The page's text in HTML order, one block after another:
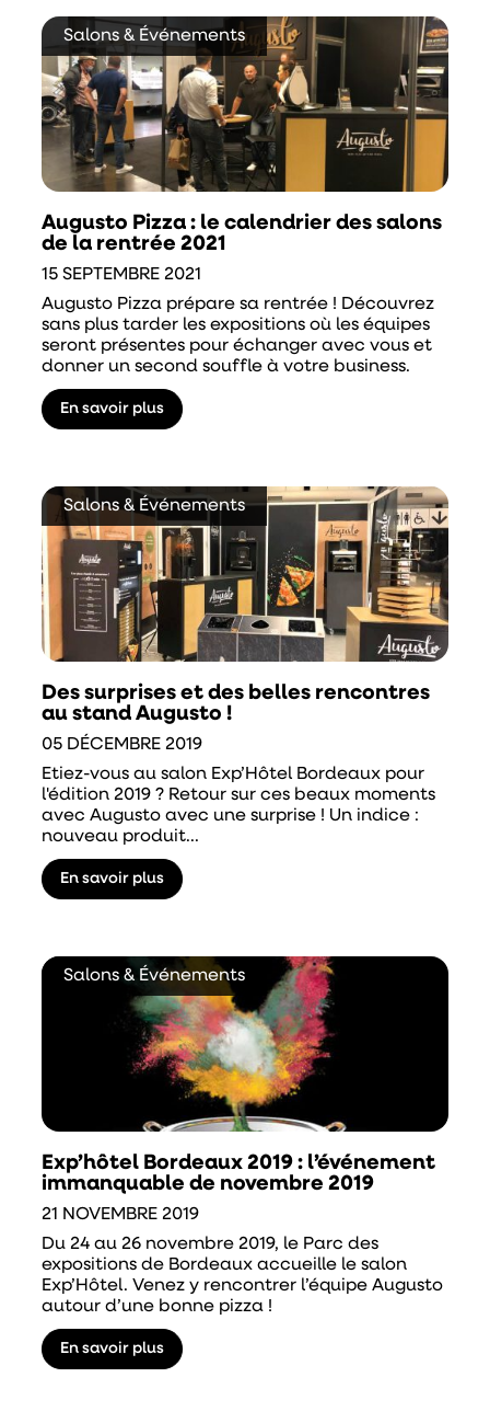
Salons & Événements
Augusto Pizza : le calendrier des salons
de la rentrée 2021
15 SEPTEMBRE 2021
Augusto Pizza prépare sa rentrée ! Découvrez
sans plus tarder les expositions où les équipes
seront présentes pour échanger avec vous et
donner un second souffle à votre business.
En savoir plus
Salons & Événements
Des surprises et des belles rencontres
au stand Augusto !
05 DÉCEMBRE 2019
Etiez-vous au salon Exp’Hôtel Bordeaux pour
l'édition 2019 ? Retour sur ces beaux moments
avec Augusto avec une surprise ! Un indice :
nouveau produit...
En savoir plus
Salons & Événements
Exp’hôtel Bordeaux 2019 : l’événement
immanquable de novembre 2019
21 NOVEMBRE 2019
Du 24 au 26 novembre 2019, le Parc des
expositions de Bordeaux accueille le salon
Exp’Hôtel. Venez y rencontrer l’équipe Augusto
autour d’une bonne pizza !
En savoir plus